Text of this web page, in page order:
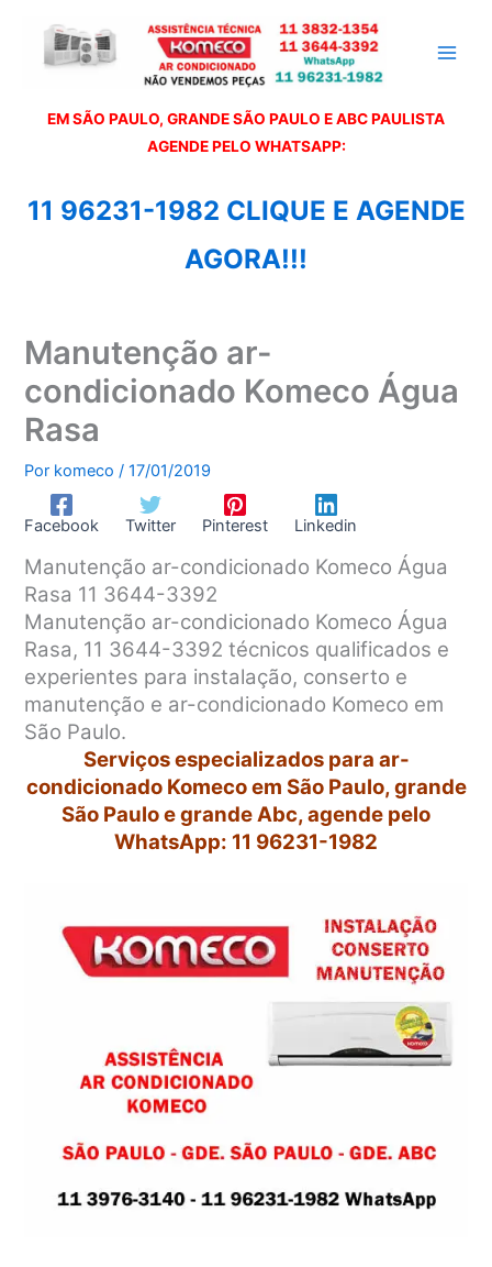
EM SÃO PAULO, GRANDE SÃO PAULO E ABC PAULISTA
AGENDE PELO WHATSAPP:
11 96231-1982 CLIQUE E AGENDE
AGORA!!!
Manutenção ar-
condicionado Komeco Água
Rasa
Por komeco/17/01/2019
Facebook Twitter Pinterest Linkedin
Manutenção ar-condicionado Komeco Água
Rasa 11 3644-3392
Manutenção ar-condicionado Komeco Água
Rasa, 11 3644-3392 técnicos qualificados e
experientes para instalação, conserto e
manutenção e ar-condicionado Komeco em
São Paulo.
Serviços especializados para ar-
condicionado Komeco em São Paulo, grande
São Paulo e grande Abc, agende pelo
WhatsApp: 11 96231-1982